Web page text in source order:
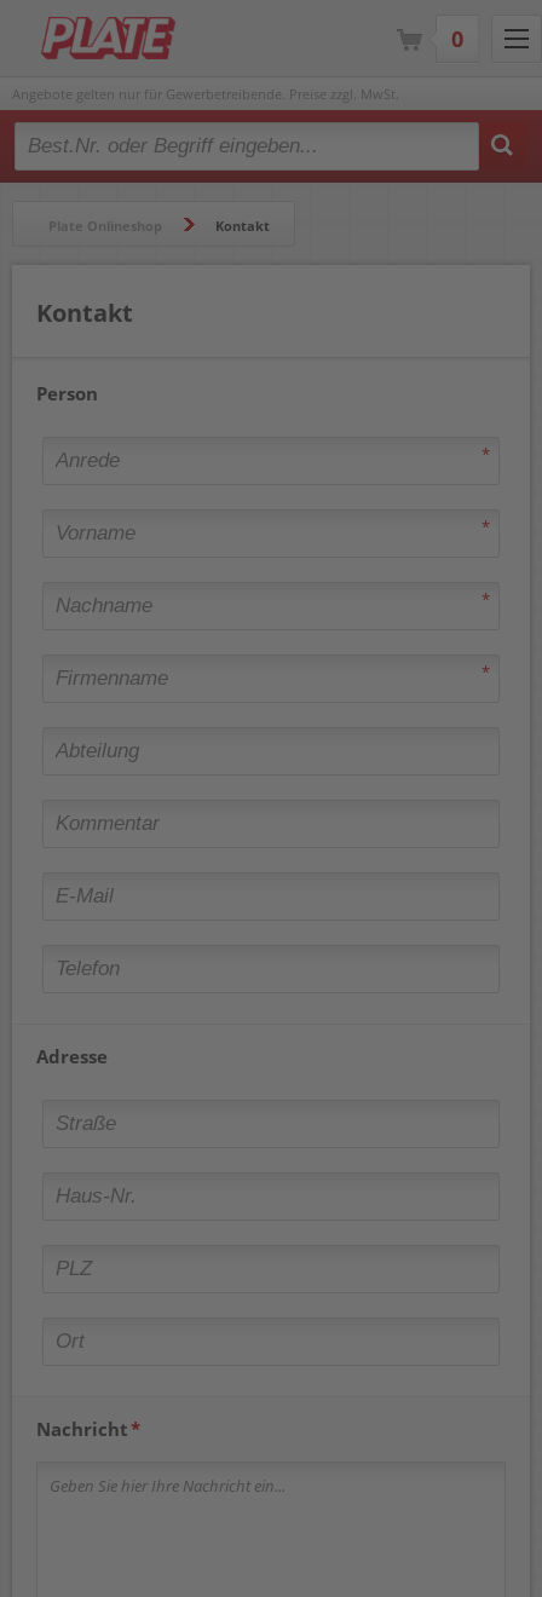
Angebote gelten nur für Gewerbetreibende. Preise zzgl. MwSt.
Type 2 or more characters for results.
Plate Onlineshop Kontakt
Kontakt
Person
*
*
*
*
Adresse
Nachricht
0